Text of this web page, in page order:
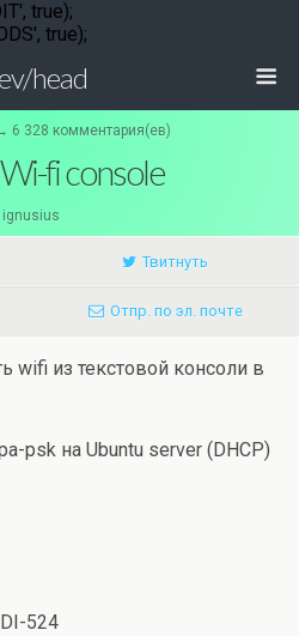
true);
true);
head
6 328 комментария(ев)
fi console
ignusius
Твитнуть
Отпр. по эл. почте
wifi из текстовой консоли в
psk на Ubuntu server (DHCP)
524